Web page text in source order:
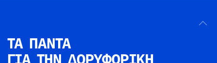
ΤΑ ΠΑΝΤΑ